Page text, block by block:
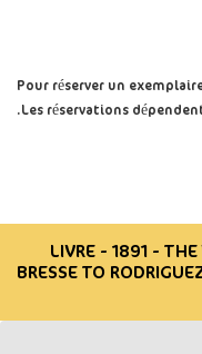
Pour réserver un
Les réservations
LIVRE - 1891 - THE
BRESSE TO